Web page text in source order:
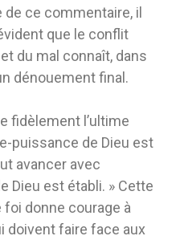
de ce commentaire, il
que le conflit
du mal connaît, dans
dénouement final.
fidèlement l’ultime
puissance de Dieu est
avancer avec
Dieu est établi. » Cette
foi donne courage à
doivent faire face aux